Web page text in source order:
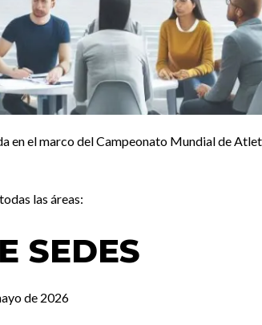
en el marco del Campeonato Mundial de
las áreas:
SEDES
de 2026